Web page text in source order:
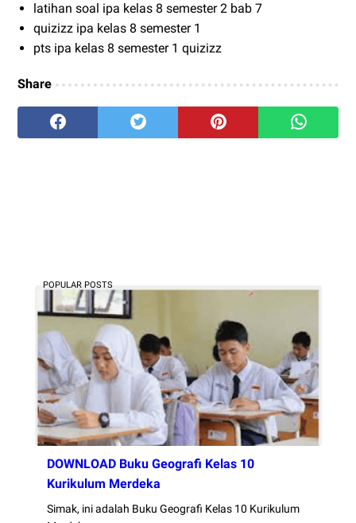
latihan soal ipa kelas 8 semester 2 bab 7
quizizz ipa kelas 8 semester 1
pts ipa kelas 8 semester 1 quizizz
Share
POPULAR POSTS
DOWNLOAD Buku Geografi Kelas 10
Kurikulum Merdeka
Simak, ini adalah Buku Geografi Kelas 10 Kurikulum